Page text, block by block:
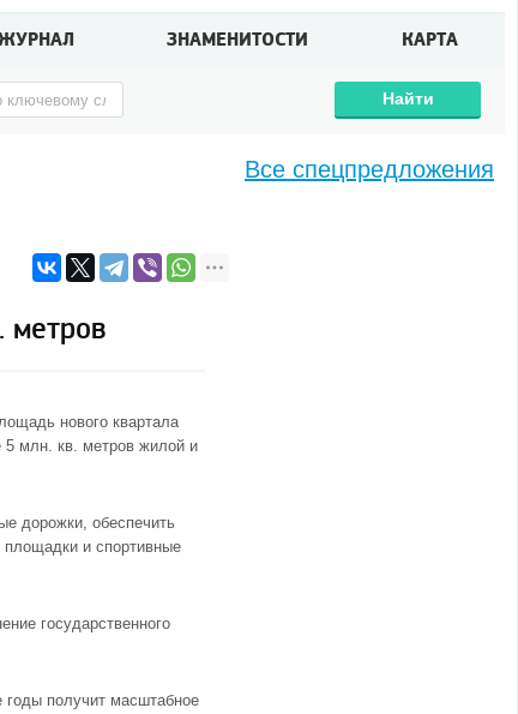
ЗНАМЕНИТОСТИ КАРТА
Найти
метров
нового квартала
5 млн. кв. метров жилой и
дорожки, обеспечить
площадки и спортивные
государственного
годы получит масштабное
Все спецпредложения